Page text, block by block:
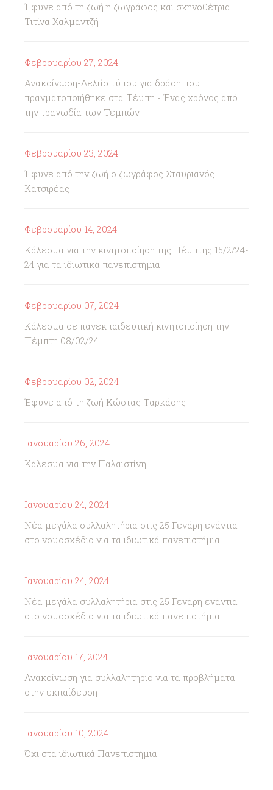
Έφυγε από τη ζωή η ζωγράφος και σκηνοθέτρια
Τιτίνα Χαλμαντζή
Φεβρουαρίου 27, 2024
Ανακοίνωση-Δελτίο τύπου για δράση που
πραγματοποιήθηκε στα Τέμπη - Ένας χρόνος από
την τραγωδία των Τεμπών
Φεβρουαρίου 23, 2024
Έφυγε από την ζωή ο ζωγράφος Σταυριανός
Κατσιρέας
Φεβρουαρίου 14, 2024
Κάλεσμα για την κινητοποίηση της Πέμπτης 15/2/24-
24 για τα ιδιωτικά πανεπιστήμια
Φεβρουαρίου 07, 2024
Κάλεσμα σε πανεκπαιδευτική κινητοποίηση την
Πέμπτη 08/02/24
Φεβρουαρίου 02, 2024
Έφυγε από τη ζωή Κώστας Ταρκάσης
Ιανουαρίου 26, 2024
Κάλεσμα για την Παλαιστίνη
Ιανουαρίου 24, 2024
Νέα μεγάλα συλλαλητήρια στις 25 Γενάρη ενάντια
στο νομοσχέδιο για τα ιδιωτικά πανεπιστήμια!
Ιανουαρίου 24, 2024
Νέα μεγάλα συλλαλητήρια στις 25 Γενάρη ενάντια
στο νομοσχέδιο για τα ιδιωτικά πανεπιστήμια!
Ιανουαρίου 17, 2024
Ανακοίνωση για συλλαλητήριο για τα προβλήματα
στην εκπαίδευση
Ιανουαρίου 10, 2024
Όχι στα ιδιωτικά Πανεπιστήμια